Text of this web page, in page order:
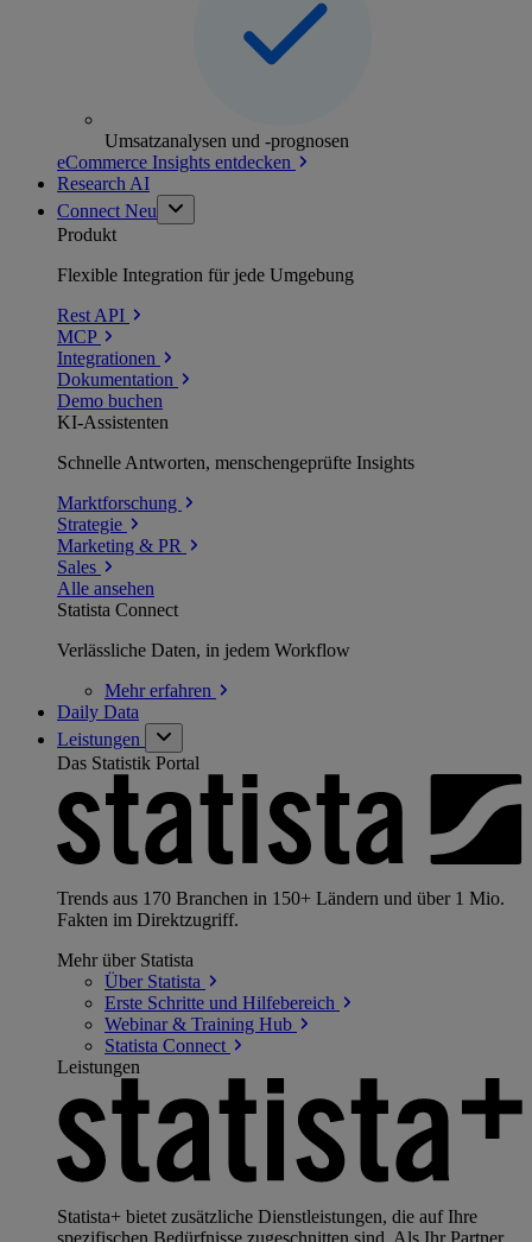
Umsatzanalysen und -prognosen
eCommerce Insights entdecken
Research AI
Connect Neu
Produkt
Flexible Integration für jede Umgebung
Rest API
MCP
Integrationen
Dokumentation
Demo buchen
KI-Assistenten
Schnelle Antworten, menschengeprüfte Insights
Marktforschung
Strategie
Marketing & PR
Sales
Alle ansehen
Statista Connect
Verlässliche Daten, in jedem Workflow
Mehrerfahren
Daily Data
Leistungen
Das Statistik Portal
Trends aus 170 Branchen in 150+ Ländern und über 1 Mio.
Fakten im Direktzugriff.
Mehr über Statista
Über Statista
Erste Schritte und Hilfebereich
Webinar & Training Hub
Statista Connect
Leistungen
Statista+ bietet zusätzliche Dienstleistungen, die auf Ihre
spezifischen Bedürfnisse zugeschnitten sind. Als Ihr Partner